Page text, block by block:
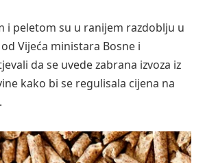
i peletom su u ranijem razdoblju u
Vijeća ministara Bosne i
da se uvede zabrana izvoza iz
kako bi se regulisala cijena na